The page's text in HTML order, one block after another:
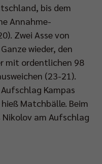
bis dem
Annahme-
Zwei Asse von
wieder, den
mit ordentlichen 98
(23-21).
Kampas
Matchbälle. Beim
am Aufschlag